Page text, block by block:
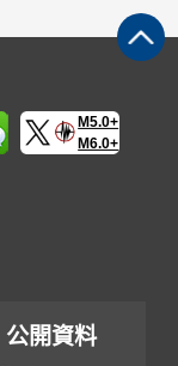
M5.0+
M6.0+
公開資料